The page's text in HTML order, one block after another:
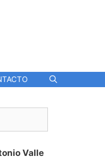
Valle